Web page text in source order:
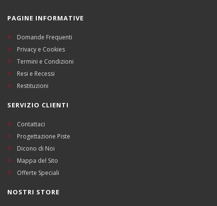
PAGINE INFORMATIVE
Domande Frequenti
Privacy e Cookies
Termini e Condizioni
Resi e Recessi
Restituzioni
SERVIZIO CLIENTI
Contattaci
Progettazione Piste
Dicono di Noi
Mappa del Sito
Offerte Speciali
NOSTRI STORE